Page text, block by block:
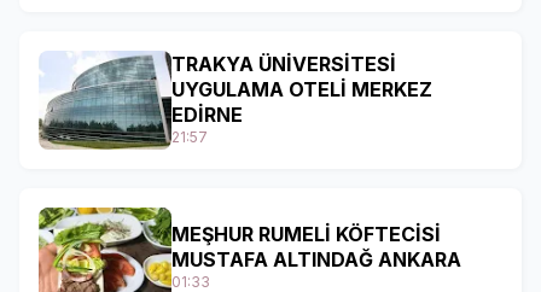
TRAKYA ÜNİVERSİTESİ
UYGULAMA OTELİ MERKEZ
EDİRNE
21:57
MEŞHUR RUMELİ KÖFTECİSİ
MUSTAFA ALTINDAĞ ANKARA
01:33